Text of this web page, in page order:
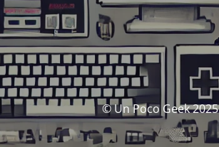
© Un Poco Geek 2025